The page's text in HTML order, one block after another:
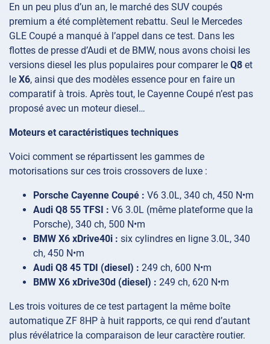
En un peu plus d’un an, le marché des SUV coupés
premium a été complètement rebattu. Seul le Mercedes
GLE Coupé a manqué à l’appel dans ce test. Dans les
flottes de presse d’Audi et de BMW, nous avons choisi les
versions diesel les plus populaires pour comparer le Q8 et
le X6, ainsi que des modèles essence pour en faire un
comparatif à trois. Après tout, le Cayenne Coupé n’est pas
proposé avec un moteur diesel…
Moteurs et caractéristiques techniques
Voici comment se répartissent les gammes de
motorisations sur ces trois crossovers de luxe :
Porsche Cayenne Coupé : V6 3.0L, 340 ch, 450 N•m
Audi Q8 55 TFSI : V6 3.0L (même plateforme que la
Porsche), 340 ch, 500 N•m
BMW X6 xDrive40i : six cylindres en ligne 3.0L, 340
ch, 450 N•m
Audi Q8 45 TDI (diesel) : 249 ch, 600 N•m
BMW X6 xDrive30d (diesel) : 249 ch, 620 N•m
Les trois voitures de ce test partagent la même boîte
automatique ZF 8HP à huit rapports, ce qui rend d’autant
plus révélatrice la comparaison de leur caractère routier.